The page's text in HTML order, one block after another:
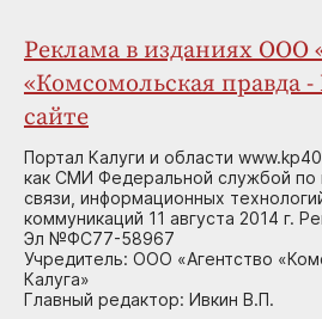
Реклама в изданиях ООО
«Комсомольская правда -
сайте
Портал Калуги и области
как СМИ Федеральной службой по
связи, информационных
коммуникаций 11 августа 2014 г.
Эл №ФС77-58967
Учредитель: ООО «Агентство
Калуга»
Главный редактор: Ивкин В.П.